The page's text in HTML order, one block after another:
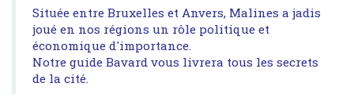
Située entre Bruxelles et Anvers, Malines a jadis
joué en nos régions un rôle politique et
économique d'importance.
Notre guide Bavard vous livrera tous les secrets
de la cité.